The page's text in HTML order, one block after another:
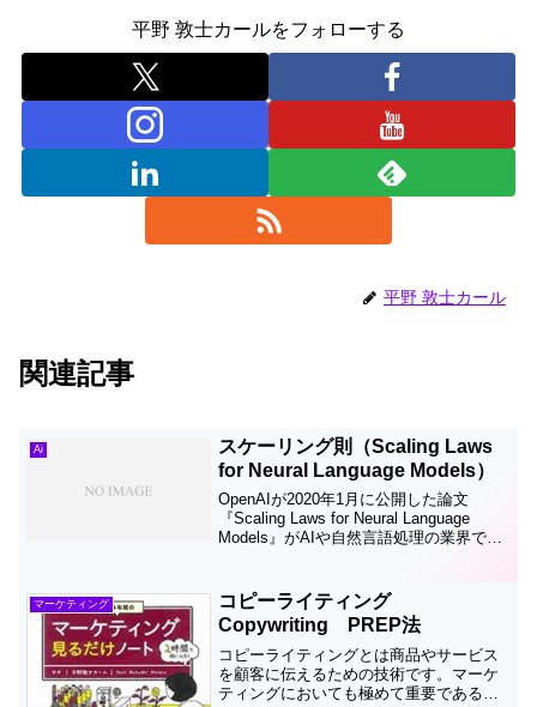
平野 敦士カールをフォローする
平野 敦士カール
関連記事
Ai
スケーリング則（Scaling Laws
for Neural Language Models）
OpenAIが2020年1月に公開した論文
『Scaling Laws for Neural Language
Models』がAIや自然言語処理の業界で話
ニューラルネ...
マーケティング
コピーライティング
Copywriting PREP法
コピーライティングとは商品やサービス
を顧客に伝えるための技術です。マーケ
ティングにおいても極めて重要であるに